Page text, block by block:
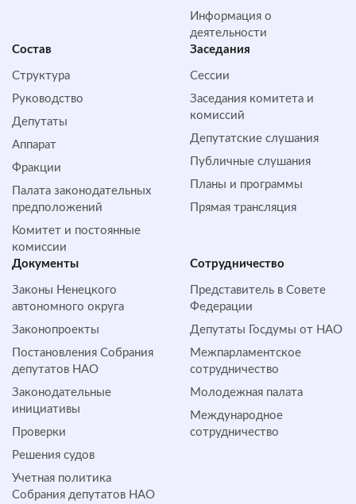
Информация о
деятельности
Состав
Структура
Руководство
Депутаты
Аппарат
Фракции
Палата законодательных
предположений
Комитет и постоянные
комиссии
Заседания
Сессии
Заседания комитета и
комиссий
Депутатские слушания
Публичные слушания
Планы и программы
Прямая трансляция
Документы
Законы Ненецкого
автономного округа
Законопроекты
Постановления Собрания
депутатов НАО
Законодательные
инициативы
Проверки
Решения судов
Учетная политика
Собрания депутатов НАО
Сотрудничество
Представитель в Совете
Федерации
Депутаты Госдумы от НАО
Межпарламентское
сотрудничество
Молодежная палата
Международное
сотрудничество